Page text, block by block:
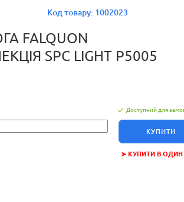
Код товару: 1002023
FALQUON
SPC LIGHT P5005
Доступний для
КУПИТИ
➤ КУПИТИ В ОДИН